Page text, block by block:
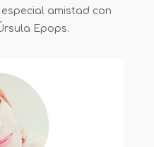
amistad con
Epops.